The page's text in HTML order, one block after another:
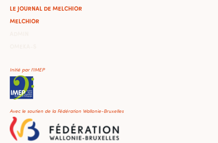
LE JOURNAL DE MELCHIOR
MELCHIOR
Initié par l'IMEP
Avec le soutien de la Fédération Wallonie-Bruxelles